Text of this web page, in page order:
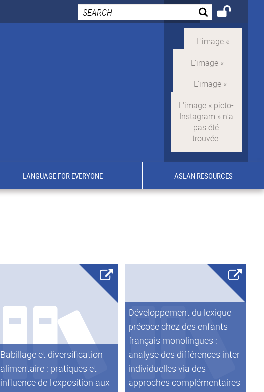
LANGUAGE FOR EVERYONE ASLAN RESOURCES
Babillage et diversification
alimentaire : pratiques et
influence de l'exposition aux
Développement du lexique
précoce chez des enfants
français monolingues :
analyse des différences inter-
individuelles via des
approches complémentaires